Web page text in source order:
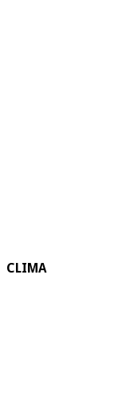
CLIMA